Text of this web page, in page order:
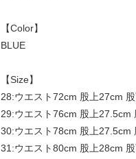
【Color】
BLUE
【Size】
28:ウエスト72cm 股上27cm
29:ウエスト76cm 股上27.5cm
30:ウエスト78cm 股上27.5cm
31:ウエスト80cm 股上28cm